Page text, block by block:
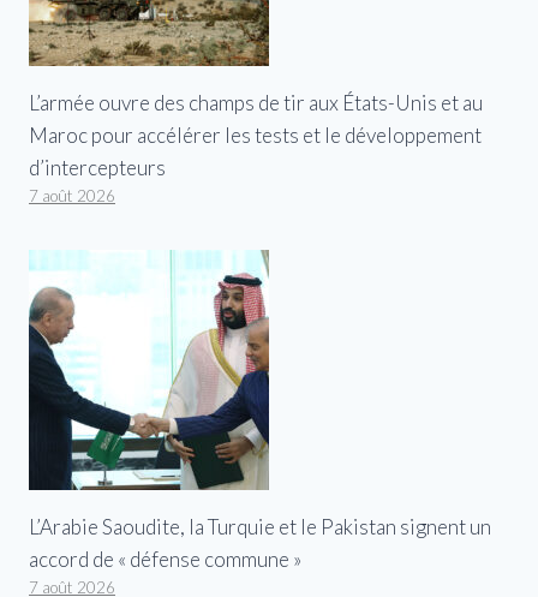
L’armée ouvre des champs de tir aux États-Unis et au
Maroc pour accélérer les tests et le développement
d’intercepteurs
7 août 2026
L’Arabie Saoudite, la Turquie et le Pakistan signent un
accord de « défense commune »
7 août 2026